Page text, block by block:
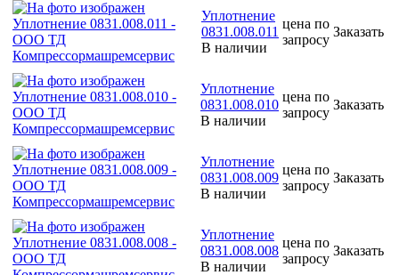
Уплотнение
0831.008.011
В наличии
цена по
запросу
Заказать
Уплотнение
0831.008.010
В наличии
цена по
запросу
Заказать
Уплотнение
0831.008.009
В наличии
цена по
запросу
Заказать
Уплотнение
0831.008.008
В наличии
цена по
запросу
Заказать